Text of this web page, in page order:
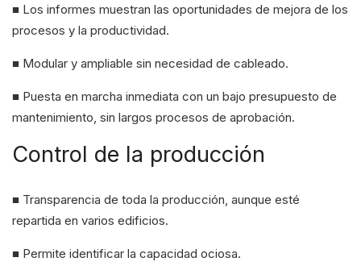
■ Los informes muestran las oportunidades de mejora de los
procesos y la productividad.
■ Modular y ampliable sin necesidad de cableado.
■ Puesta en marcha inmediata con un bajo presupuesto de
mantenimiento, sin largos procesos de aprobación.
Control de la producción
■ Transparencia de toda la producción, aunque esté
repartida en varios edificios.
■ Permite identificar la capacidad ociosa.